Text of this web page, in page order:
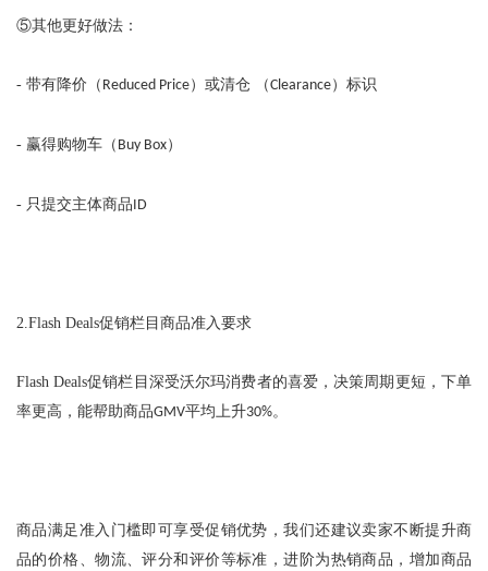
⑤其他更好做法：
- 带有降价（ Reduced Price）或清仓 （Clearance）标识
- 赢得购物车（ Buy Box）
- 只提交主体商品ID
2.Flash Deals促销栏目商品准入要求
Flash Deals促销栏目深受沃尔玛消费者的喜爱，决策周期更短，下单
率更高，能帮助商品GMV平均上升30%。
商品满足准入门槛即可享受促销优势，我们还建议卖家不断提升商
品的价格、物流、评分和评价等标准，进阶为热销商品，增加商品